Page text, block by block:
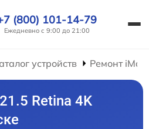
(800) 101-14-79
Ежедневно с 9:00 до 21:00
устройств Ремонт iMac
Retina 4K